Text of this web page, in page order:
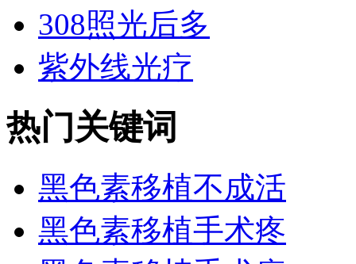
308照光后多
紫外线光疗
热门关键词
黑色素移植不成活
黑色素移植手术疼